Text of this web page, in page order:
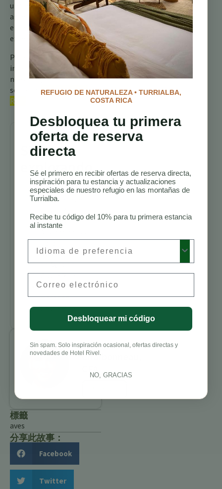
un Carpintero Hoffmann,
agregando un toque de
encanto aviar a tu
experiencia costarricense.
Para obtener más
información, consulte
nuestra guía completa
sobre las aves de Costa
Rica.
Sigue
explorando
Senderos para
Caminatas en
Mejores
para
Avistamiento
de Aves en
Costa Rica
Cosas que
Hacer en
Costa Rica
Benjamin
Charbonneau,
標籤
aves
分享此故事：
Facebook
Twitter
REFUGIO DE NATURALEZA • TURRIALBA,
COSTA RICA
Desbloquea tu primera
oferta de reserva
directa
Sé el primero en recibir ofertas de reserva directa,
inspiración para tu estancia y actualizaciones
especiales de nuestro refugio en las montañas de
Turrialba.
Recibe tu código del 10% para tu primera estancia
al instante
Desbloquear mi código
Sin spam. Solo inspiración ocasional, ofertas directas y
novedades de Hotel Rivel.
NO, GRACIAS